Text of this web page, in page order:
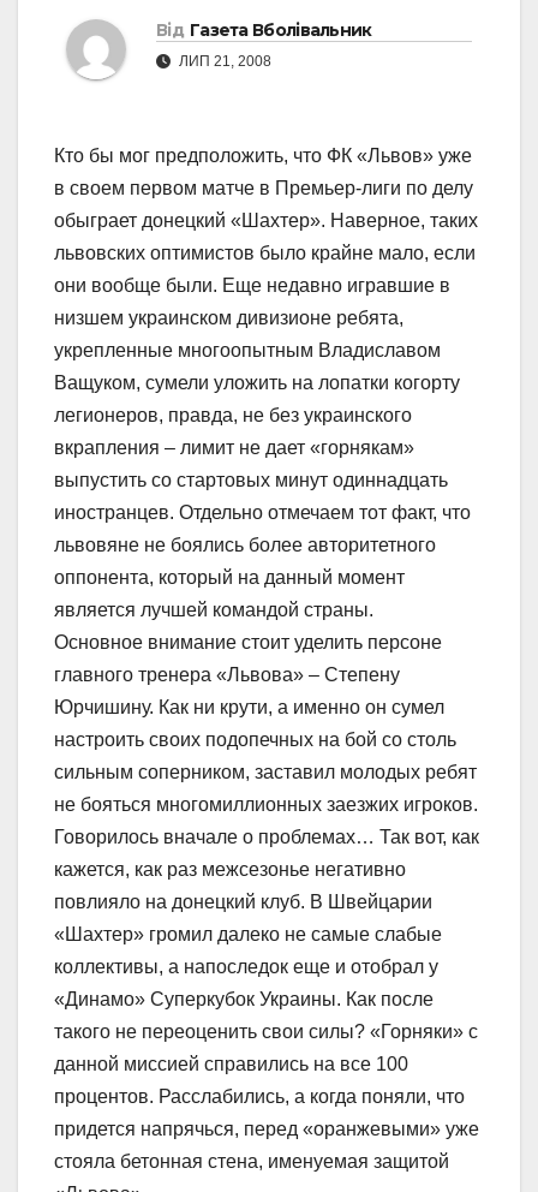
Від Газета Вболівальник
ЛИП 21, 2008
Кто бы мог предположить, что ФК «Львов» уже
в своем первом матче в Премьер-лиги по делу
обыграет донецкий «Шахтер». Наверное, таких
львовских оптимистов было крайне мало, если
они вообще были. Еще недавно игравшие в
низшем украинском дивизионе ребята,
укрепленные многоопытным Владиславом
Ващуком, сумели уложить на лопатки когорту
легионеров, правда, не без украинского
вкрапления – лимит не дает «горнякам»
выпустить со стартовых минут одиннадцать
иностранцев. Отдельно отмечаем тот факт, что
львовяне не боялись более авторитетного
оппонента, который на данный момент
является лучшей командой страны.
Основное внимание стоит уделить персоне
главного тренера «Львова» – Степену
Юрчишину. Как ни крути, а именно он сумел
настроить своих подопечных на бой со столь
сильным соперником, заставил молодых ребят
не бояться многомиллионных заезжих игроков.
Говорилось вначале о проблемах… Так вот, как
кажется, как раз межсезонье негативно
повлияло на донецкий клуб. В Швейцарии
«Шахтер» громил далеко не самые слабые
коллективы, а напоследок еще и отобрал у
«Динамо» Суперкубок Украины. Как после
такого не переоценить свои силы? «Горняки» с
данной миссией справились на все 100
процентов. Расслабились, а когда поняли, что
придется напрячься, перед «оранжевыми» уже
стояла бетонная стена, именуемая защитой